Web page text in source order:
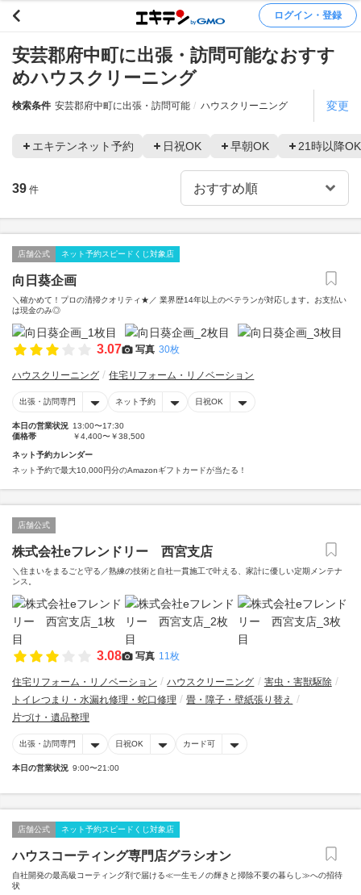
ログイン・登録
安芸郡府中町に出張・訪問可能なおすす
めハウスクリーニング
検索条件 安芸郡府中町に出張・訪問可能 ハウスクリーニング 変更
エキテンネット予約 日祝OK 早朝OK 21時以降OK
39 件
店舗公式 ネット予約スピードくじ対象店
向日葵企画
＼確かめて！プロの清掃クオリティ★／ 業界歴14年以上のベテランが対応します。お支払い
は現金のみ◎
3.07 写真 30枚
ハウスクリーニング 住宅リフォーム・リノベーション
出張・訪問専門 ネット予約 日祝OK
本日の営業状況 13:00〜17:30
価格帯
￥4,400〜￥38,500
ネット予約カレンダー
ネット予約で最大10,000円分のAmazonギフトカードが当たる！
店舗公式
株式会社eフレンドリー 西宮支店
＼住まいをまるごと守る／熟練の技術と自社一貫施工で叶える、家計に優しい定期メンテナ
ンス。
3.08 写真 11枚
住宅リフォーム・リノベーション ハウスクリーニング
害虫・害獣駆除
トイレつまり・水漏れ修理・蛇口修理
畳・障子・壁紙張り替え
片づけ・遺品整理
出張・訪問専門 日祝OK カード可
本日の営業状況 9:00〜21:00
店舗公式 ネット予約スピードくじ対象店
ハウスコーティング専門店グラシオン
自社開発の最高級コーティング剤で届ける≪一生モノの輝きと掃除不要の暮らし≫への招待
状